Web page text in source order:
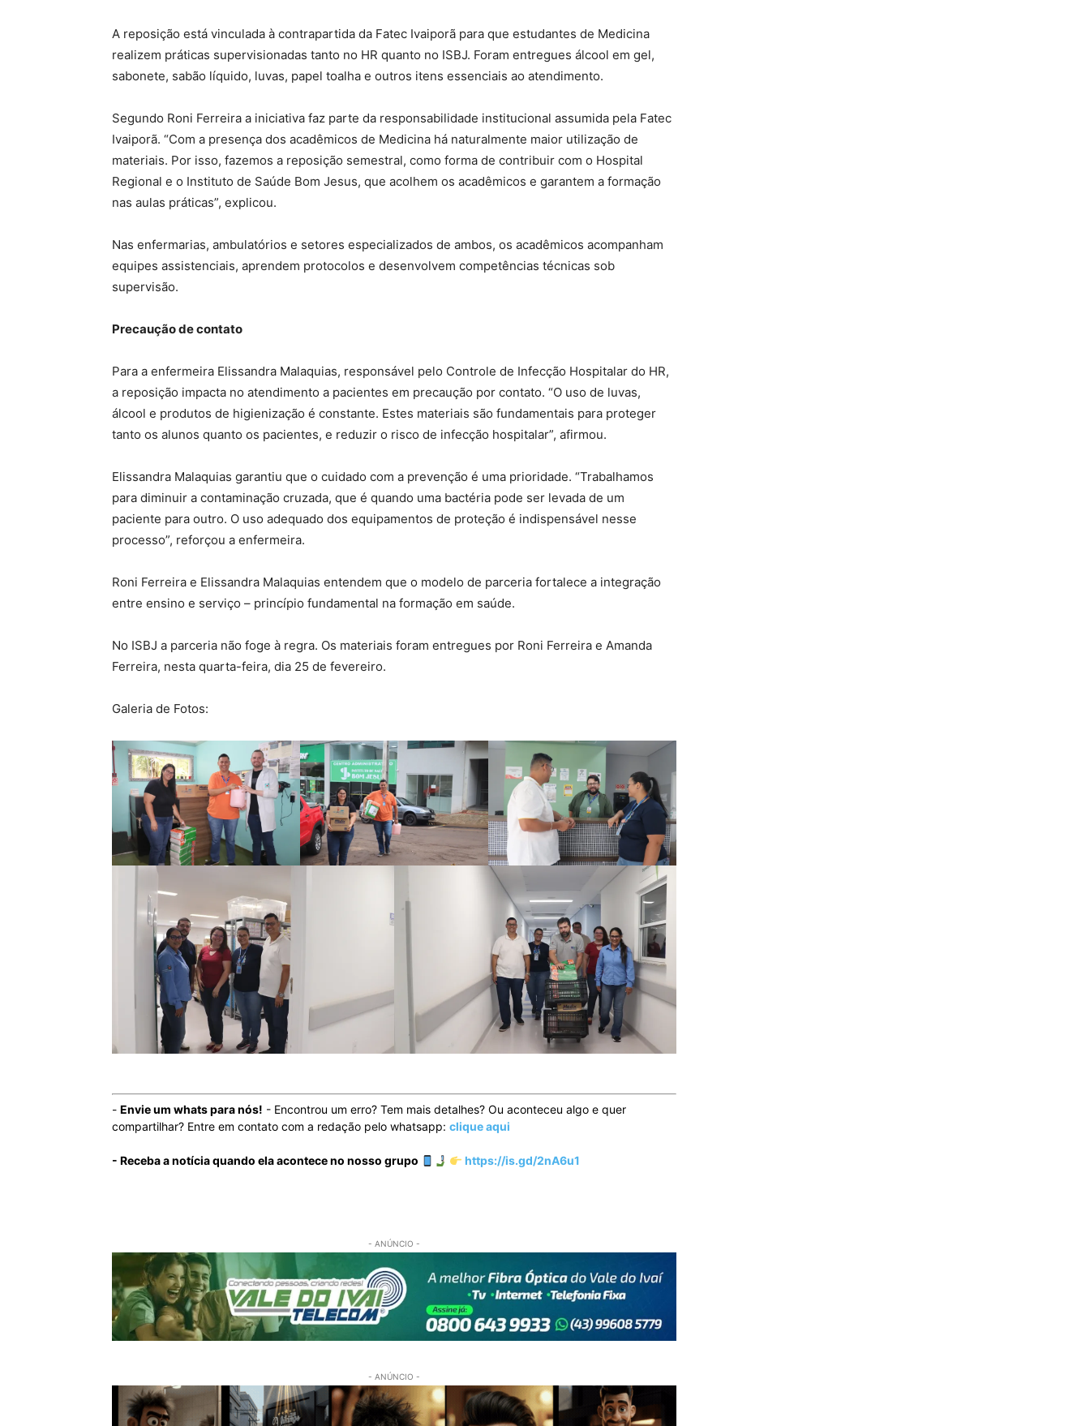
A reposição está vinculada à contrapartida da Fatec Ivaiporã para que estudantes de Medicina
realizem práticas supervisionadas tanto no HR quanto no ISBJ. Foram entregues álcool em gel,
sabonete, sabão líquido, luvas, papel toalha e outros itens essenciais ao atendimento.
Segundo Roni Ferreira a iniciativa faz parte da responsabilidade institucional assumida pela Fatec
Ivaiporã. “Com a presença dos acadêmicos de Medicina há naturalmente maior utilização de
materiais. Por isso, fazemos a reposição semestral, como forma de contribuir com o Hospital
Regional e o Instituto de Saúde Bom Jesus, que acolhem os acadêmicos e garantem a formação
nas aulas práticas”, explicou.
Nas enfermarias, ambulatórios e setores especializados de ambos, os acadêmicos acompanham
equipes assistenciais, aprendem protocolos e desenvolvem competências técnicas sob
supervisão.
Precaução de contato
Para a enfermeira Elissandra Malaquias, responsável pelo Controle de Infecção Hospitalar do HR,
a reposição impacta no atendimento a pacientes em precaução por contato. “O uso de luvas,
álcool e produtos de higienização é constante. Estes materiais são fundamentais para proteger
tanto os alunos quanto os pacientes, e reduzir o risco de infecção hospitalar”, afirmou.
Elissandra Malaquias garantiu que o cuidado com a prevenção é uma prioridade. “Trabalhamos
para diminuir a contaminação cruzada, que é quando uma bactéria pode ser levada de um
paciente para outro. O uso adequado dos equipamentos de proteção é indispensável nesse
processo”, reforçou a enfermeira.
Roni Ferreira e Elissandra Malaquias entendem que o modelo de parceria fortalece a integração
entre ensino e serviço – princípio fundamental na formação em saúde.
No ISBJ a parceria não foge à regra. Os materiais foram entregues por Roni Ferreira e Amanda
Ferreira, nesta quarta-feira, dia 25 de fevereiro.
Galeria de Fotos:
- Envie um whats para nós! - Encontrou um erro? Tem mais detalhes? Ou aconteceu algo e quer
compartilhar? Entre em contato com a redação pelo whatsapp: clique aqui
- Receba a notícia quando ela acontece no nosso grupo https://is.gd/2nA6u1
- ANÚNCIO -
- ANÚNCIO -